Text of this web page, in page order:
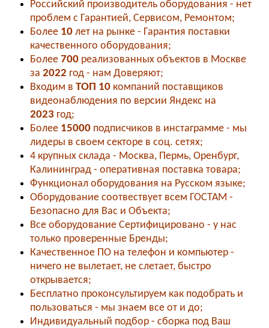
Российский производитель оборудования - нет
проблем с Гарантией, Сервисом, Ремонтом;
Более 10 лет на рынке - Гарантия поставки
качественного оборудования;
Более 700 реализованных объектов в Москве
за 2022 год - нам Доверяют;
Входим в ТОП 10 компаний поставщиков
видеонаблюдения по версии Яндекс на
2023 год;
Более 15000 подписчиков в инстаграмме - мы
лидеры в своем секторе в соц. сетях;
4 крупных склада - Москва, Пермь, Оренбург,
Калининград - оперативная поставка товара;
Функционал оборудования на Русском языке;
Оборудование соотвествует всем ГОСТАМ -
Безопасно для Вас и Объекта;
Все оборудование Сертифицировано - у нас
только проверенные Бренды;
Качественное ПО на телефон и компьютер -
ничего не вылетает, не слетает, быстро
открывается;
Бесплатно проконсультируем как подобрать и
пользоваться - мы знаем все от и до;
Индивидуальный подбор - сборка под Ваш